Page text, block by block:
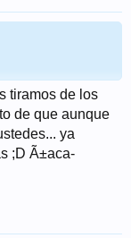
tiramos de los
de que aunque
ya
;D Ã±aca-